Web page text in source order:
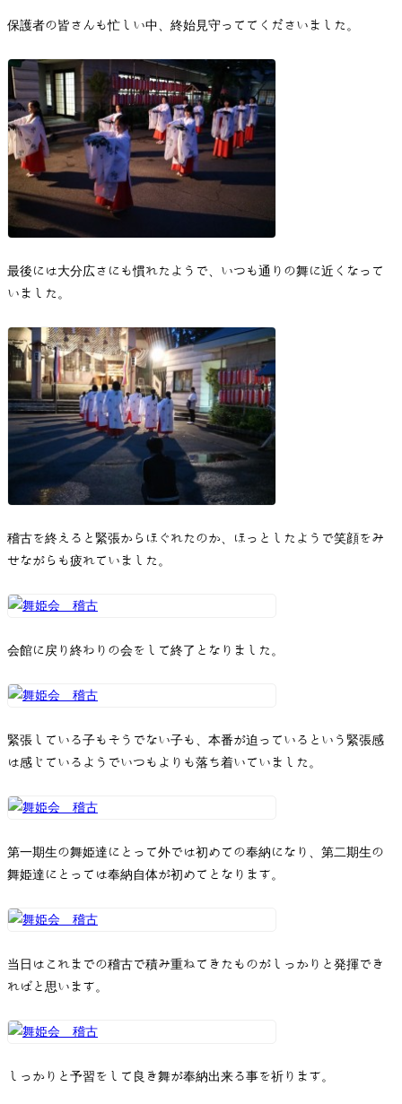
保護者の皆さんも忙しい中、終始見守っててくださいました。
最後には大分広さにも慣れたようで、いつも通りの舞に近くなって
いました。
稽古を終えると緊張からほぐれたのか、ほっとしたようで笑顔をみ
せながらも疲れていました。
会館に戻り終わりの会をして終了となりました。
緊張している子もそうでない子も、本番が迫っているという緊張感
は感じているようでいつもよりも落ち着いていました。
第一期生の舞姫達にとって外では初めての奉納になり、第二期生の
舞姫達にとっては奉納自体が初めてとなります。
当日はこれまでの稽古で積み重ねてきたものがしっかりと発揮でき
ればと思います。
しっかりと予習をして良き舞が奉納出来る事を祈ります。